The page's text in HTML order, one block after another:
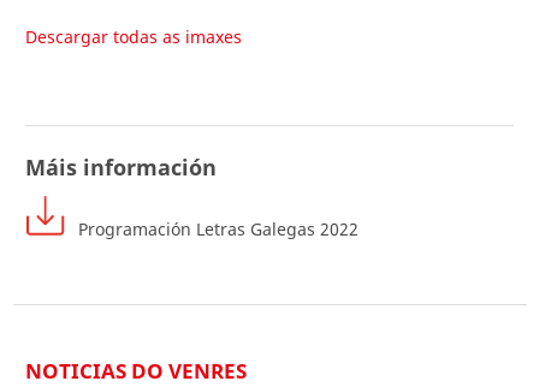
Descargar todas as imaxes
Máis información
Programación Letras Galegas 2022
NOTICIAS DO VENRES